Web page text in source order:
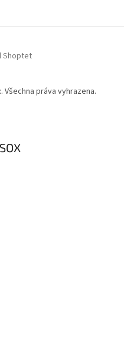
Shoptet
. Všechna práva vyhrazena.